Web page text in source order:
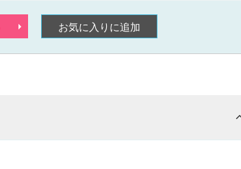
お気に入りに追加